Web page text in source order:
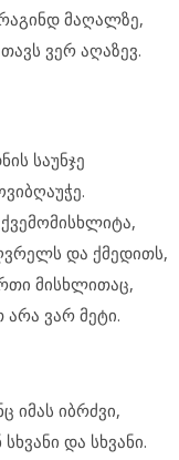
მაღალზე,
ვერ აღაზევ.
საუნჯე
და ქმედითს,
მისხლითაც,
არა ვარ მეტი.
იმას იბრძვი,
და სხვანი.